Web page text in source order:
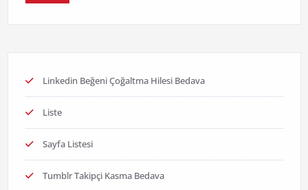
Linkedin Beğeni Çoğaltma Hilesi Bedava
Liste
Sayfa Listesi
Tumblr Takipçi Kasma Bedava